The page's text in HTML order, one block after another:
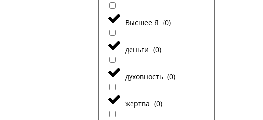
Высшее Я (0)
деньги (0)
духовность (0)
жертва (0)